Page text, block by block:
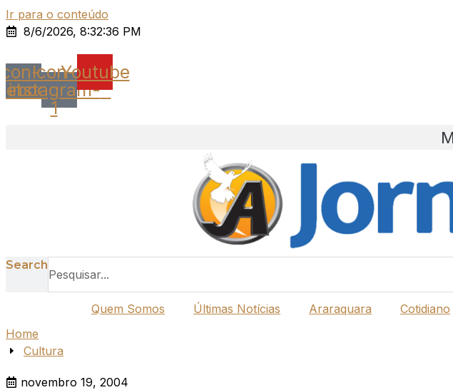
Ir para o conteúdo
8/6/2026, 8:32:36 PM
Icon-
instagram-
1
Youtube
Search
Quem Somos
Últimas Notícias Araraquara Cotidiano
Home
Cultura
novembro 19, 2004